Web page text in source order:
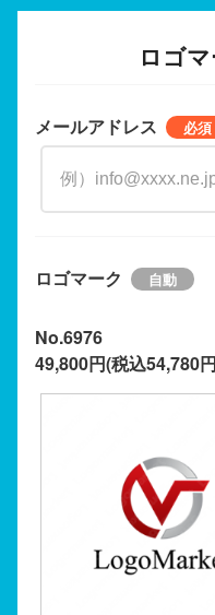
ロゴ
メールアドレス
ロゴマーク
No.6976
49,800円(税込54,780